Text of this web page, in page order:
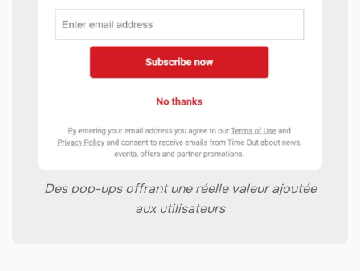
Des pop-ups offrant une réelle valeur ajoutée
aux utilisateurs